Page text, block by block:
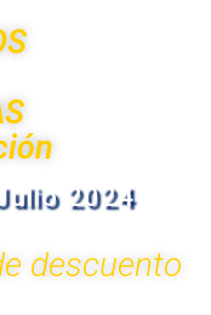
2024
descuento